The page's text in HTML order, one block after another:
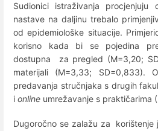
Sudionici istraživanja
nastave na daljinu trebalo
od epidemiološke situacije.
korisno kada bi se pojedina
dostupna za pregled (M=3,20;
materijali (M=3,33; SD=0,833).
predavanja stručnjaka s drugih
i online umrežavanje s praktičarima
Dugoročno se zalažu za korištenje